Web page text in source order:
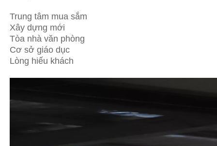
Trung tâm mua sắm
Xây dựng mới
Tòa nhà văn phòng
Cơ sở giáo dục
Lòng hiếu khách